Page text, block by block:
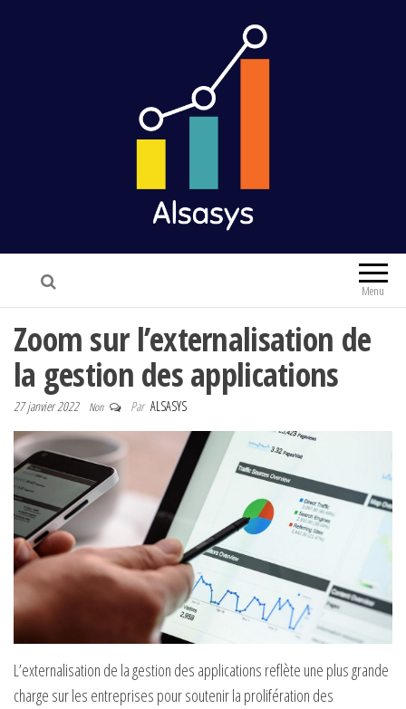
Alsasys Finance & Marketing
Menu
Zoom sur l’externalisation de
la gestion des applications
27 janvier 2022 Non Par ALSASYS
L’externalisation de la gestion des applications reflète une plus grande
charge sur les entreprises pour soutenir la prolifération des